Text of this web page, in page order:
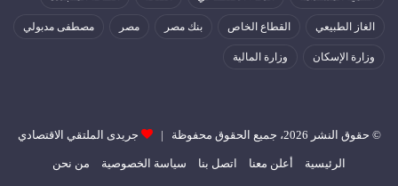
الغاز الطبيعي القطاع الخاص بنك مصر مصر مصطفى مدبولي
وزارة الإسكان وزارة المالية
© حقوق النشر 2026، جميع الحقوق محفوظة | جريدى الملتقي الاقتصادي
الرئيسية أعلن معنا اتصل بنا سياسة الخصوصية من نحن